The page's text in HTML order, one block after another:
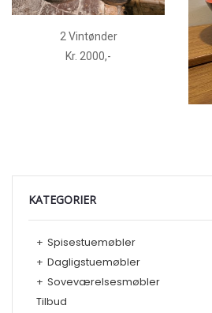
2 Vintønder
Kr. 2000,-
KATEGORIER
+ Spisestuemøbler
+ Dagligstuemøbler
+ Soveværelsesmøbler
Tilbud